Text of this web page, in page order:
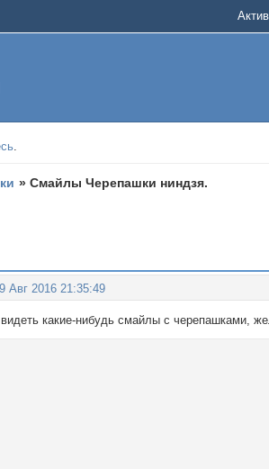
.
»Смайлы Черепашки ниндзя.
Авг 2016 21:35:49
какие-нибудь смайлы с черепашками,